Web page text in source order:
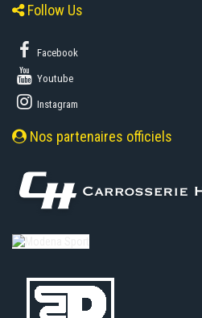
Follow Us
Facebook
Youtube
Instagram
Nos partenaires officiels